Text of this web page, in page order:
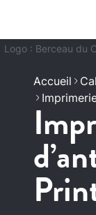
Logo : Berceau du
Accueil